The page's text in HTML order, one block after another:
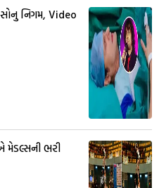
સોનુ નિગમ, Video
મેડલ્સની ભરી